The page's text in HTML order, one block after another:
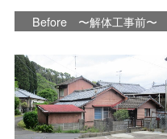
Before 〜解体工事前〜